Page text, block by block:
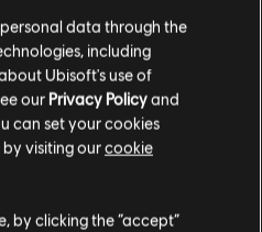
19,99 €
data through the
including
Ubisoft's use of
our Privacy Policyand
can set your cookies
visiting ourcookie
by clicking the “accept”